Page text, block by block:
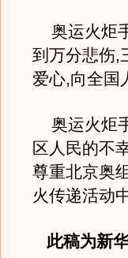
奥运火炬
到万分悲伤,
爱心,向全国
奥运火炬
区人民的不
尊重北京奥
火传递活动
此稿为新